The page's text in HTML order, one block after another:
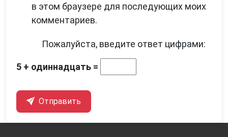
в этом браузере для последующих моих
комментариев.
Пожалуйста, введите ответ цифрами:
5 + одиннадцать =
Отправить